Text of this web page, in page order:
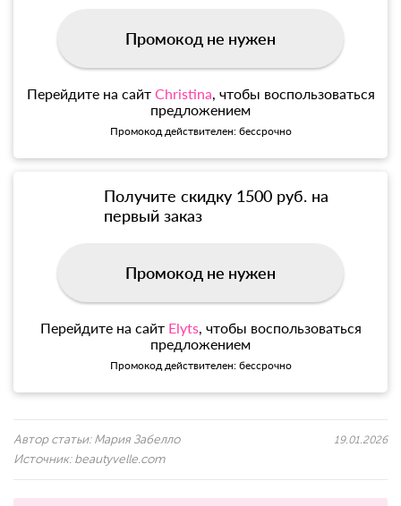
Промокод не нужен
Перейдите на сайт Christina, чтобы воспользоваться
предложением
Промокод действителен: бессрочно
Получите скидку 1500 руб. на
первый заказ
Промокод не нужен
Перейдите на сайт Elyts, чтобы воспользоваться
предложением
Промокод действителен: бессрочно
Автор статьи: Мария Забелло
Источник: beautyvelle.com
19.01.2026